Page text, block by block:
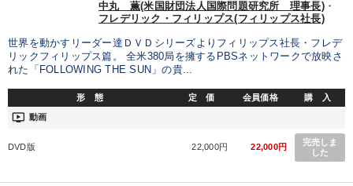
中丸 薫(米国財団法人国際問題研究所 理事長)・
フレデリック・フィリップス(フィリップス社長)
世界を動かすリーダー達ＤＶＤシリーズよりフィリップス社長・フレデ
リックフィリップス篇。 全米380局を擁するPBSネットワークで放映さ
れた「FOLLOWING THE SUN」の貴...
形 態 定 価 会員価格 購 入
ondemand_video 動画
DVD版 22,000円 22,000円
完売しま
した